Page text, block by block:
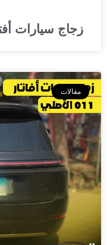
زجاج سيارات
مقالات